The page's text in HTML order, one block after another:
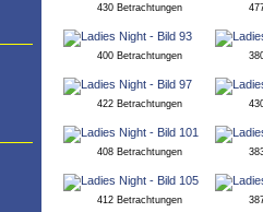
430 Betrachtungen
400 Betrachtungen
422 Betrachtungen
408 Betrachtungen
412 Betrachtungen